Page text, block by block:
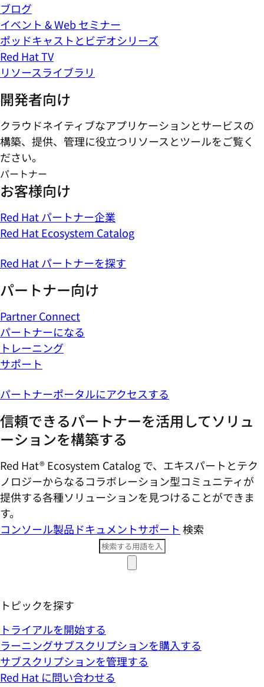
ブログ
イベント & Web セミナー
ポッドキャストとビデオシリーズ
Red Hat TV
リソースライブラリ
開発者向け
クラウドネイティブなアプリケーションとサービスの
構築、提供、管理に役立つリソースとツールをご覧く
ださい。
パートナー
お客様向け
Red Hat パートナー企業
Red Hat Ecosystem Catalog
Red Hat パートナーを探す
パートナー向け
Partner Connect
パートナーになる
トレーニング
サポート
パートナーポータルにアクセスする
信頼できるパートナーを活用してソリュ
ーションを構築する
Red Hat® Ecosystem Catalog で、エキスパートとテク
ノロジーからなるコラボレーション型コミ​ュニティが
提供する各種ソリューションを見つけることができま
す。
コンソール製品ドキュメントサポート 検索
トピックを探す
トライアルを開始する
ラーニングサブスクリプションを購入する
サブスクリプションを管理する
Red Hat に問い合わせる